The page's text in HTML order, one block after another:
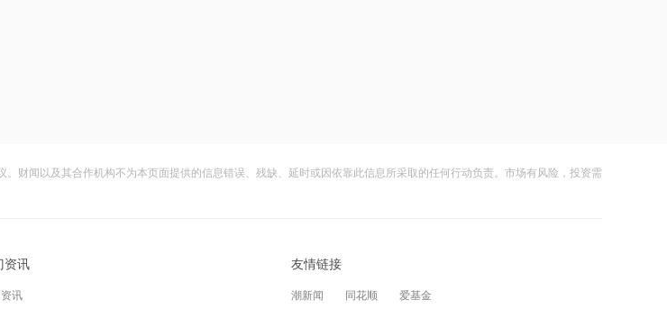
关业务
12:00
大涨152%！哈啰、美团单车“好伙伴”登
10
财闻以及其合作机构不为本页面提供的信息错误、残缺、延时或因依靠此信息所采取的任何行动负责。市场有风险，投资需
资讯
讯
友情链接
潮新闻 同花顺 爱基金